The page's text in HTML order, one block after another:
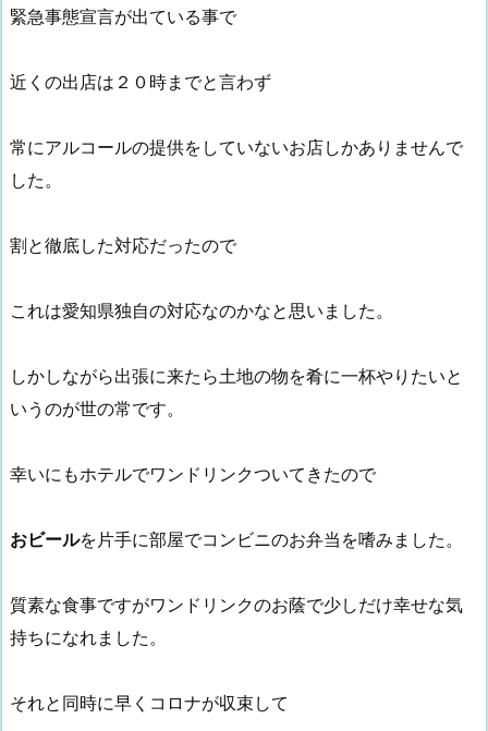
緊急事態宣言が出ている事で
近くの出店は２０時までと言わず
常にアルコールの提供をしていないお店しかありませんで
した。
割と徹底した対応だったので
これは愛知県独自の対応なのかなと思いました。
しかしながら出張に来たら土地の物を肴に一杯やりたいと
いうのが世の常です。
幸いにもホテルでワンドリンクついてきたので
おビールを片手に部屋でコンビニのお弁当を嗜みました。
質素な食事ですがワンドリンクのお蔭で少しだけ幸せな気
持ちになれました。
それと同時に早くコロナが収束して